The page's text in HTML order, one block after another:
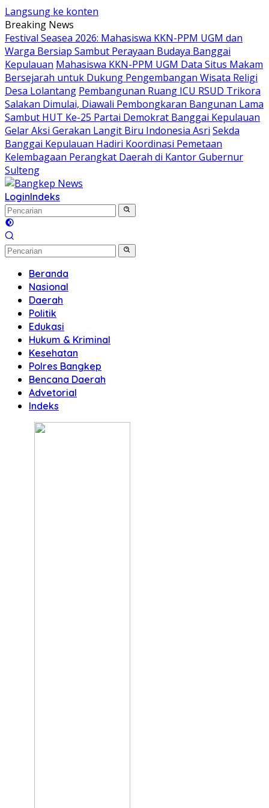
Langsung ke konten
Breaking News
Festival Seasea 2026: Mahasiswa KKN-PPM UGM dan
Warga Bersiap Sambut Perayaan Budaya Banggai
Kepulauan Mahasiswa KKN-PPM UGM Data Situs Makam
Bersejarah untuk Dukung Pengembangan Wisata Religi
Desa Lolantang Pembangunan Ruang ICU RSUD Trikora
Salakan Dimulai, Diawali Pembongkaran Bangunan Lama
Sambut HUT Ke-25 Partai Demokrat Banggai Kepulauan
Gelar Aksi Gerakan Langit Biru Indonesia Asri Sekda
Banggai Kepulauan Hadiri Koordinasi Pemetaan
Kelembagaan Perangkat Daerah di Kantor Gubernur
Sulteng
LoginIndeks
Beranda
Nasional
Daerah
Politik
Edukasi
Hukum & Kriminal
Kesehatan
Polres Bangkep
Bencana Daerah
Advetorial
Indeks